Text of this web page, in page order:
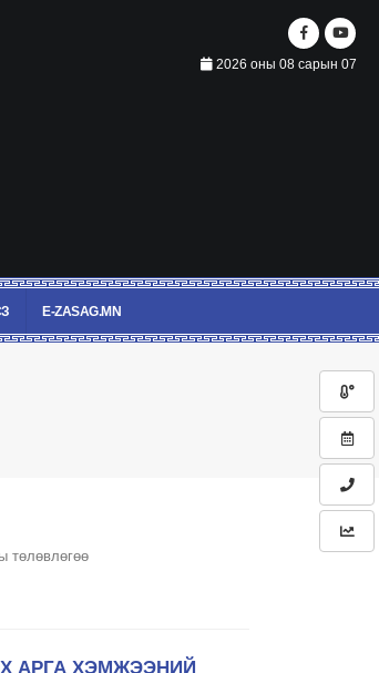
2026 оны 08 сарын 07
E-ZASAG.MN
төлөвлөгөө
АРГА ХЭМЖЭЭНИЙ